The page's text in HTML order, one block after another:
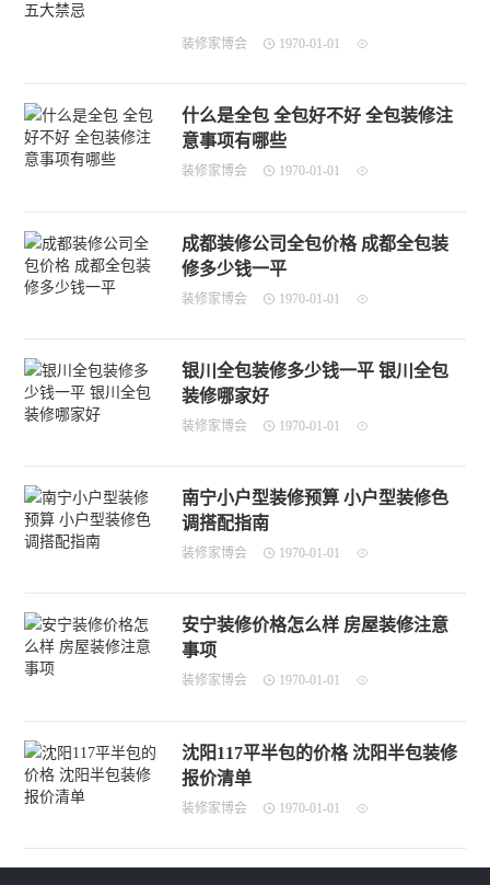
装修家博会 1970-01-01
什么是全包 全包好不好 全包装修注
意事项有哪些
装修家博会 1970-01-01
成都装修公司全包价格 成都全包装
修多少钱一平
装修家博会 1970-01-01
银川全包装修多少钱一平 银川全包
装修哪家好
装修家博会 1970-01-01
南宁小户型装修预算 小户型装修色
调搭配指南
装修家博会 1970-01-01
安宁装修价格怎么样 房屋装修注意
事项
装修家博会 1970-01-01
沈阳117平半包的价格 沈阳半包装修
报价清单
装修家博会 1970-01-01